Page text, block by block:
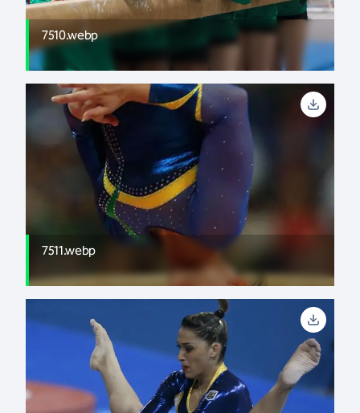
7510.webp
7511.webp